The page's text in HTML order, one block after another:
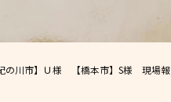
場報告 和歌山市 外壁塗装 屋根塗装 専門店 エースペイント